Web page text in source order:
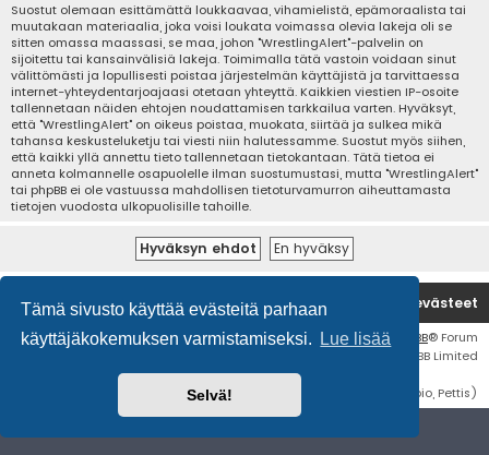
Tämä sivusto käyttää evästeitä parhaan
käyttäjäkokemuksen varmistamiseksi.
Lue lisää
Selvä!
Suostut olemaan esittämättä loukkaavaa, vihamielistä, epämoraalista tai
muutakaan materiaalia, joka voisi loukata voimassa olevia lakeja oli se
sitten omassa maassasi, se maa, johon "WrestlingAlert"-palvelin on
sijoitettu tai kansainvälisiä lakeja. Toimimalla tätä vastoin voidaan sinut
välittömästi ja lopullisesti poistaa järjestelmän käyttäjistä ja tarvittaessa
internet-yhteydentarjoajaasi otetaan yhteyttä. Kaikkien viestien IP-osoite
tallennetaan näiden ehtojen noudattamisen tarkkailua varten. Hyväksyt,
että "WrestlingAlert" on oikeus poistaa, muokata, siirtää ja sulkea mikä
tahansa keskusteluketju tai viesti niin halutessamme. Suostut myös siihen,
että kaikki yllä annettu tieto tallennetaan tietokantaan. Tätä tietoa ei
anneta kolmannelle osapuolelle ilman suostumustasi, mutta "WrestlingAlert"
tai phpBB ei ole vastuussa mahdollisen tietoturvamurron aiheuttamasta
tietojen vuodosta ulkopuolisille tahoille.
Etusivu Poista evästeet
Flat Style byIan Bradley• Keskustelufoorumin ohjelmisto phpBB® Forum
Software © phpBB Limited
Käännös: phpBB Suomi (lurttinen, harritapio, Pettis)